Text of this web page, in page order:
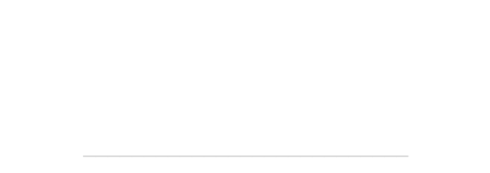
───────────────────────────